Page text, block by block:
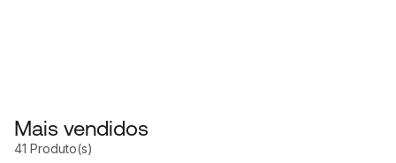
Mais vendidos
41 Produto(s)